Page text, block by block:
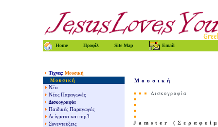
Home Προφίλ Site Map Email
Τέχνες: Μουσική
Μουσική
Νέα
Νέες Παραγωγές
Δισκογραφία
Παιδικές Παραγωγές
Δείγματα και mp3
Συνεντεύξεις
Μουσική
Δισκογραφία
Jamster